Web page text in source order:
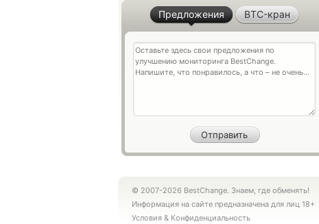
Предложения BTC-кран
© 2007-2026 BestChange. Знаем, где обменять!
Информация на сайте предназначена для лиц 18+
Условия & Конфиденциальность